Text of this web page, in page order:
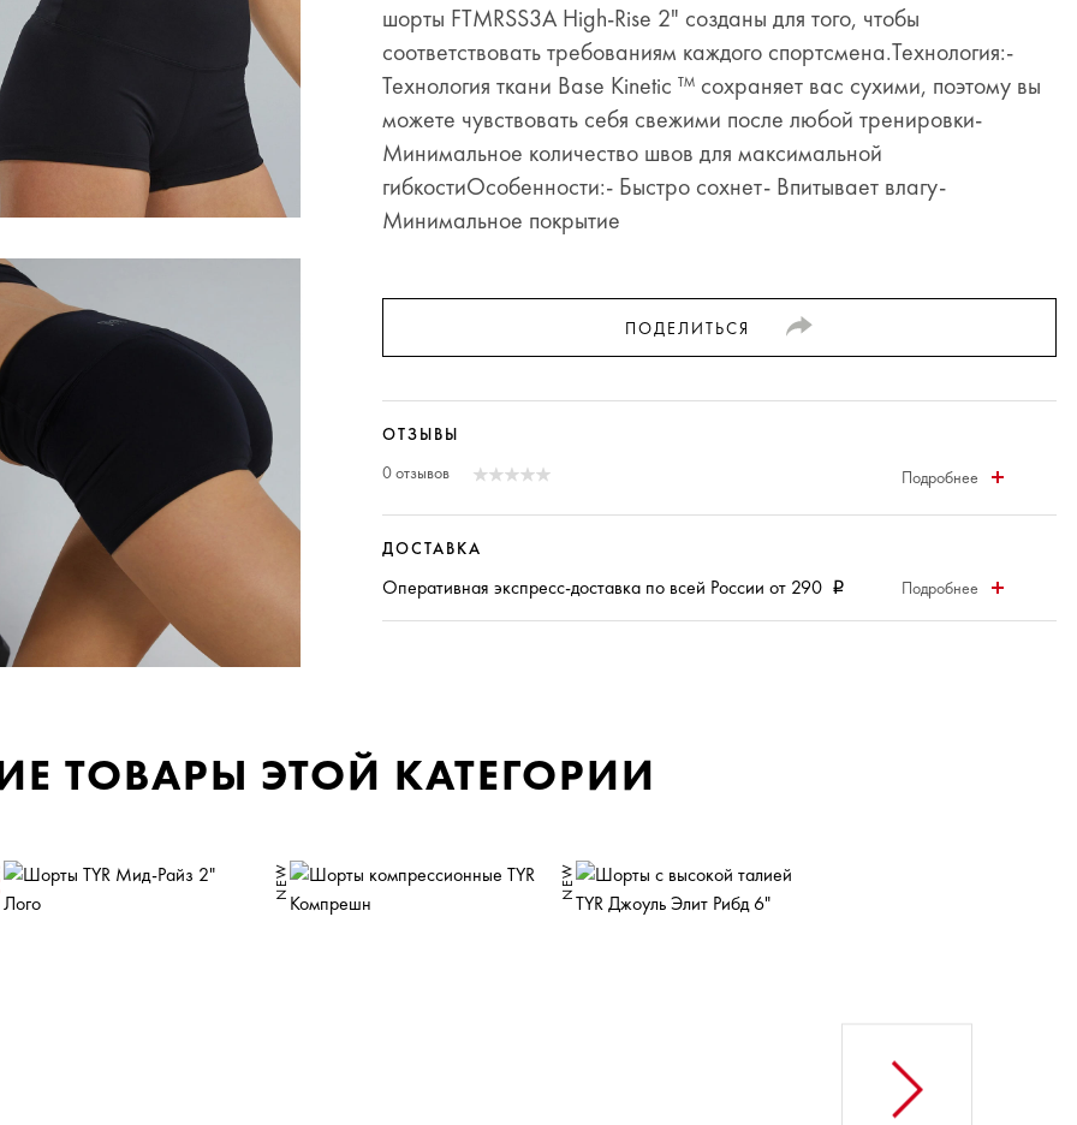
шорты FTMRSS3A High-Rise 2" созданы для того, чтобы
соответствовать требованиям каждого спортсмена.Технология:-
Технология ткани Base Kinetic ™ сохраняет вас сухими, поэтому вы
можете чувствовать себя свежими после любой тренировки-
Минимальное количество швов для максимальной
гибкостиОсобенности:- Быстро сохнет- Впитывает влагу-
Минимальное покрытие
ПОДЕЛИТЬСЯ
ОТЗЫВЫ
0 отзывов
Подробнее
ДОСТАВКА
Оперативная экспресс-доставкапо всей России от 290 i Подробнее
ТОВАРЫ ЭТОЙ КАТЕГОРИИ
NEW NEW